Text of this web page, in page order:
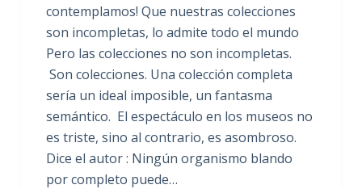
contemplamos! Que nuestras colecciones
son incompletas, lo admite todo el mundo
Pero las colecciones no son incompletas.
Son colecciones. Una colección completa
sería un ideal imposible, un fantasma
semántico. El espectáculo en los museos no
es triste, sino al contrario, es asombroso.
Dice el autor : Ningún organismo blando
por completo puede…